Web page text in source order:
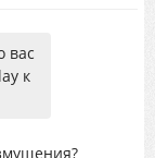
вас
к